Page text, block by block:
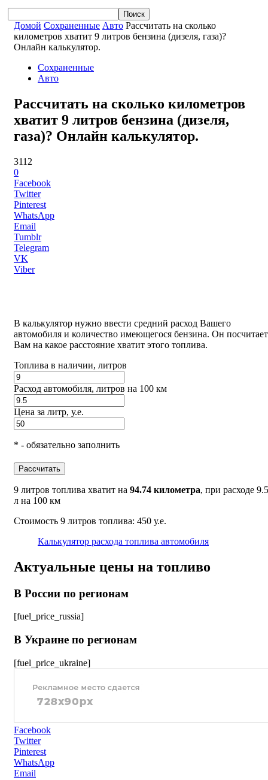
Домой Сохраненные Авто Рассчитать на сколько
километров хватит 9 литров бензина (дизеля, газа)?
Онлайн калькулятор.
Сохраненные
Авто
Рассчитать на сколько километров
хватит 9 литров бензина (дизеля,
газа)? Онлайн калькулятор.
3112
0
Facebook
Twitter
Pinterest
WhatsApp
Email
Tumblr
Telegram
VK
Viber
В калькулятор нужно ввести средний расход Вашего
автомобиля и количество имеющегося бензина. Он посчитает
Вам на какое расстояние хватит этого топлива.
Топлива в наличии, литров
Расход автомобиля, литров на 100 км
Цена за литр, у.е.
* - обязательно заполнить
Рассчитать
9 литров топлива хватит на 94.74 километра, при расходе 9.5
л на 100 км
Стоимость 9 литров топлива: 450 у.е.
Калькулятор расхода топлива автомобиля
Актуальные цены на топливо
В России по регионам
[fuel_price_russia]
В Украине по регионам
[fuel_price_ukraine]
Facebook
Twitter
Pinterest
WhatsApp
Email